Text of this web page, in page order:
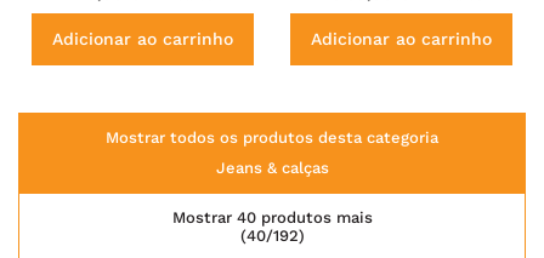
Adicionar ao carrinho Adicionar ao carrinho
Mostrar todos os produtos desta categoria
Jeans & calças
(40/192)
Mostrar 40 produtos mais